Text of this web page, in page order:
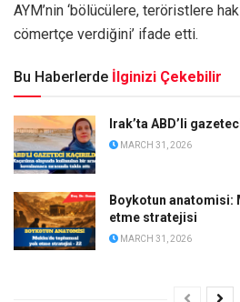
AYM’nin ‘bölücülere, teröristlere
cömertçe verdiğini’ ifade etti.
Bu Haberlerde İlginizi Çekebilir
Irak’ta ABD’li
MARCH 31, 2026
Boykotun anatomisi:
etme stratejisi
MARCH 31, 2026